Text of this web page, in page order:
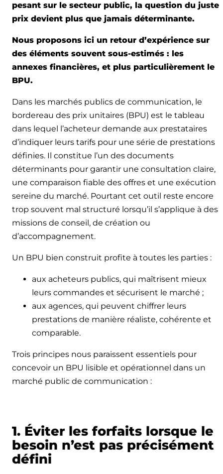
pesant sur le secteur public, la question du juste
prix devient plus que jamais déterminante.
Nous proposons ici un retour d’expérience sur
des éléments souvent sous-estimés : les
annexes financières, et plus particulièrement le
BPU.
Dans les marchés publics de communication, le
bordereau des prix unitaires (BPU) est le tableau
dans lequel l’acheteur demande aux prestataires
d’indiquer leurs tarifs pour une série de prestations
définies. Il constitue l’un des documents
déterminants pour garantir une consultation claire,
une comparaison fiable des offres et une exécution
sereine du marché. Pourtant cet outil reste encore
trop souvent mal structuré lorsqu’il s’applique à des
missions de conseil, de création ou
d’accompagnement.
Un BPU bien construit profite à toutes les parties :
aux acheteurs publics, qui maîtrisent mieux
leurs commandes et sécurisent le marché ;
aux agences, qui peuvent chiffrer leurs
prestations de manière réaliste, cohérente et
comparable.
Trois principes nous paraissent essentiels pour
concevoir un BPU lisible et opérationnel dans un
marché public de communication :
1. Éviter les forfaits lorsque le
besoin n’est pas précisément
défini